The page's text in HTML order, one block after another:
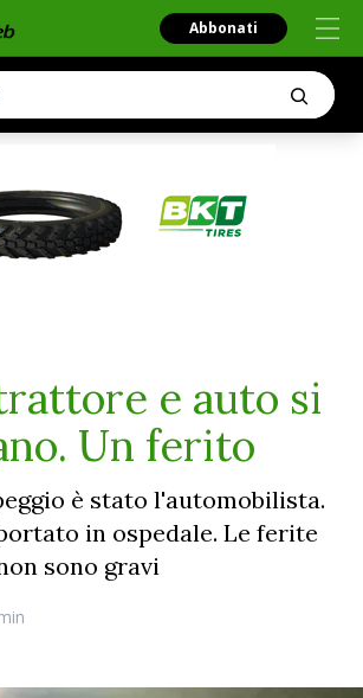
Abbonati
e auto si
Un ferito
è stato l'automobilista.
in ospedale. Le ferite
sono gravi